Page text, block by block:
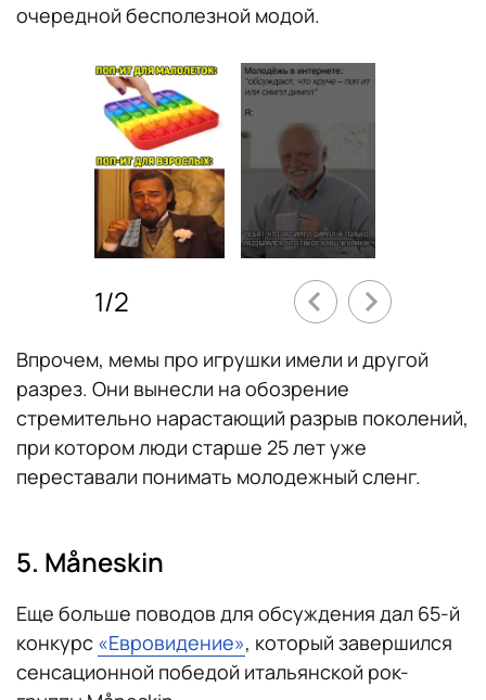
очередной бесполезной модой.
1/2
Впрочем, мемы про игрушки имели и другой
разрез. Они вынесли на обозрение
стремительно нарастающий разрыв поколений,
при котором люди старше 25 лет уже
переставали понимать молодежный сленг.
5. Måneskin
Еще больше поводов для обсуждения дал 65-й
конкурс «Евровидение», который завершился
сенсационной победой итальянской рок-